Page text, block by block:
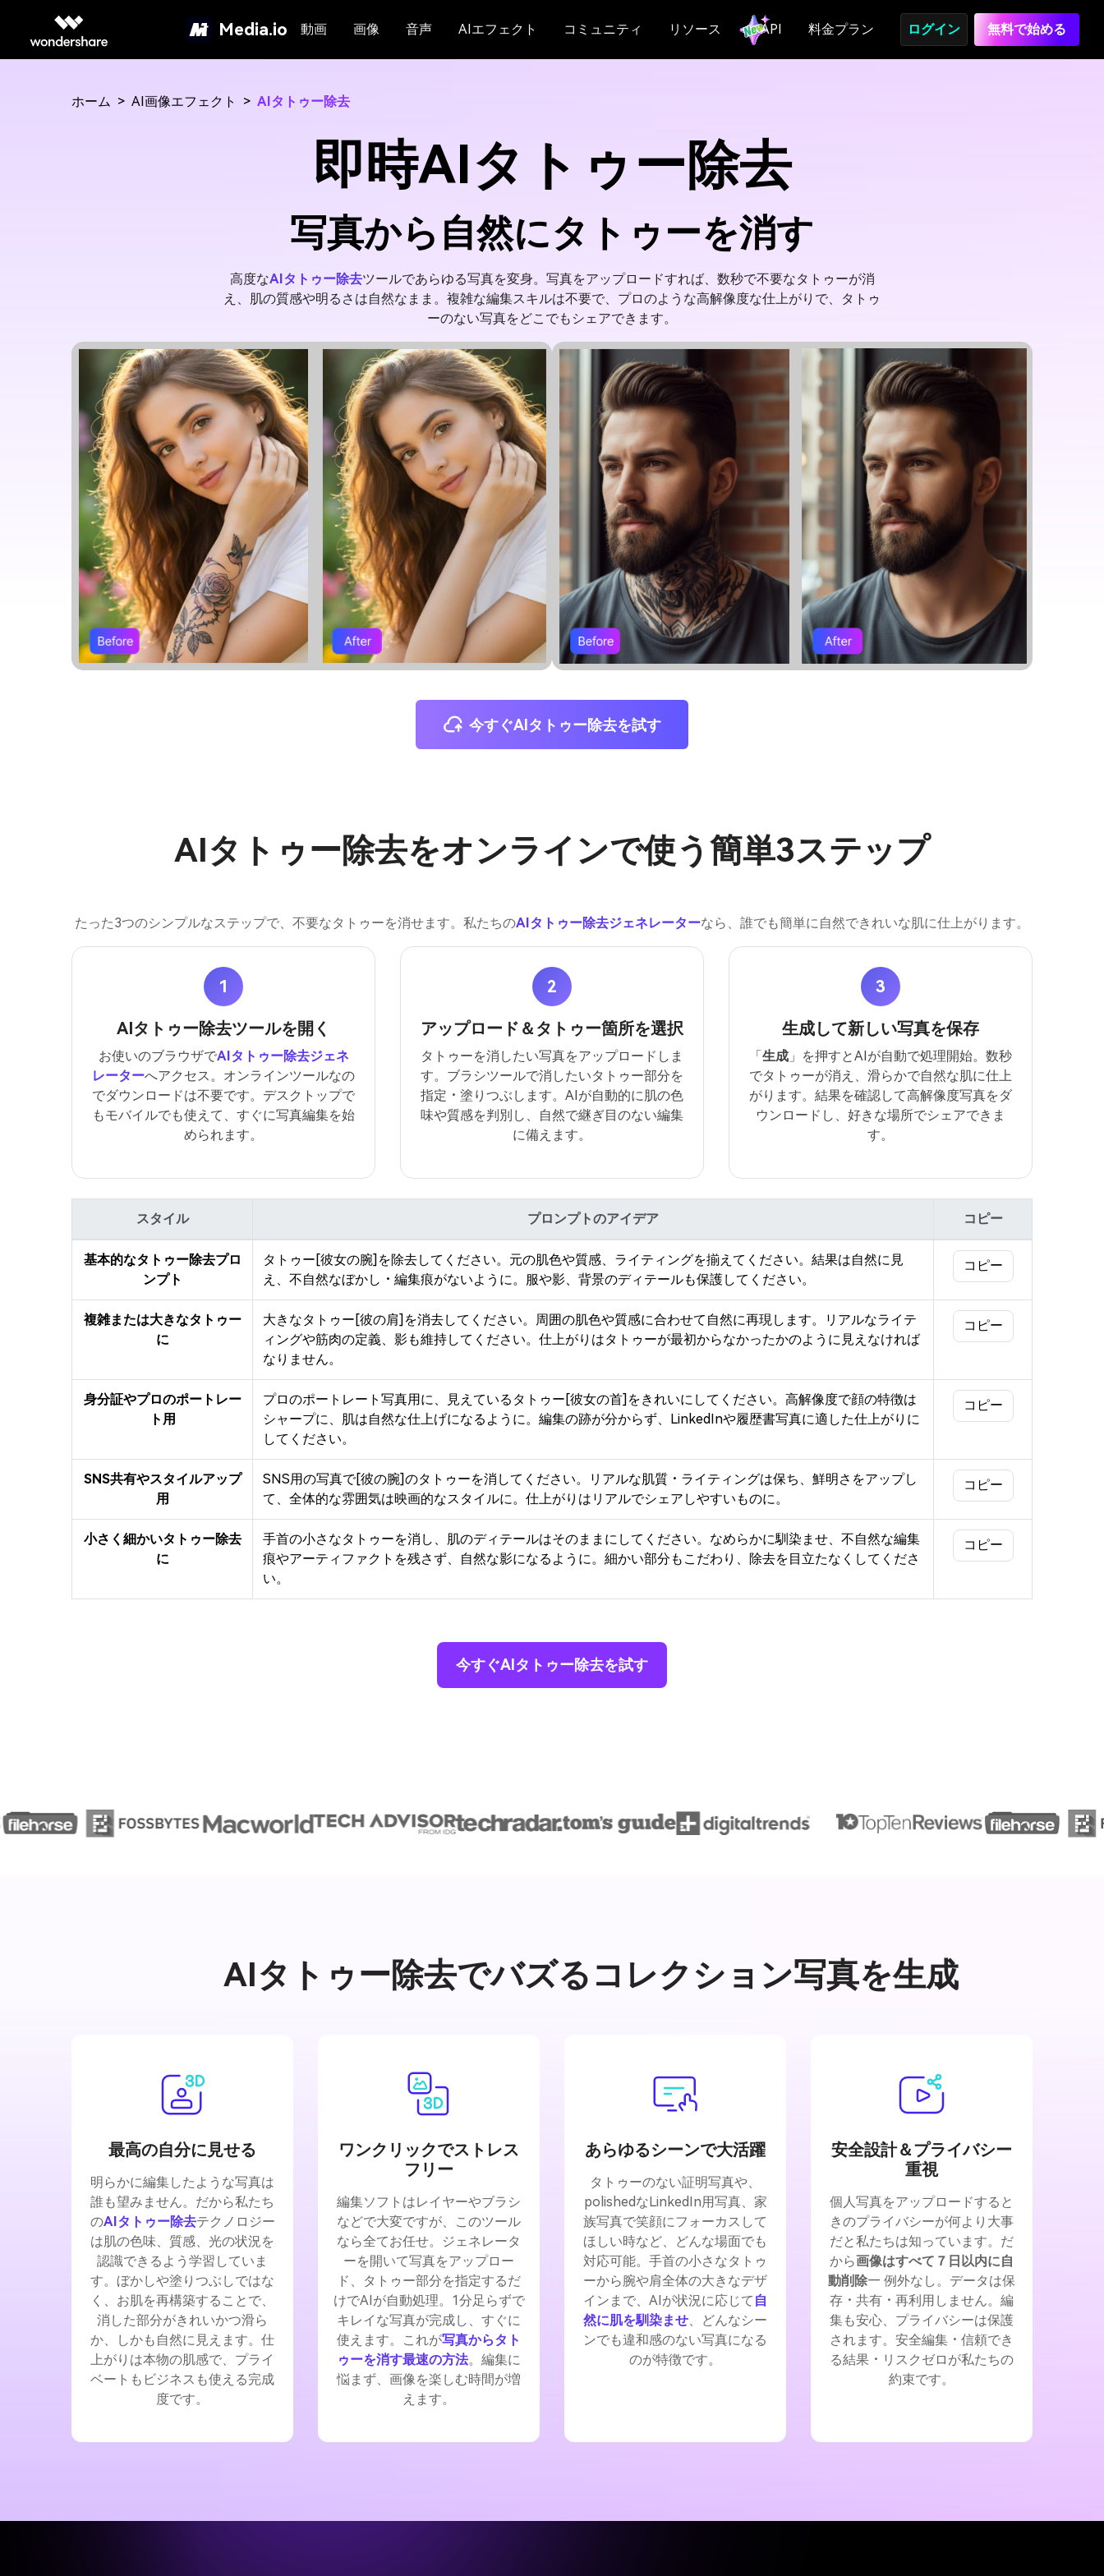
Media.io 動画 画像 音声 AIエフェクト コミュニティ リソース API 料金プラン ログイン 無料で始める
ホーム > AI画像エフェクト > AIタトゥー除去
即時AIタトゥー除去
写真から自然にタトゥーを消す
高度なAIタトゥー除去ツールであらゆる写真を変身。写真をアップロードすれば、数秒で不要なタトゥーが消
え、肌の質感や明るさは自然なまま。複雑な編集スキルは不要で、プロのような高解像度な仕上がりで、タトゥ
ーのない写真をどこでもシェアできます。
今すぐAIタトゥー除去を試す
AIタトゥー除去をオンラインで使う簡単3ステップ
たった3つのシンプルなステップで、不要なタトゥーを消せます。私たちのAIタトゥー除去ジェネレーターなら、誰でも簡単に自然できれいな肌に仕上がります。
1
AIタトゥー除去ツールを開く
お使いのブラウザでAIタトゥー除去ジェネ
レーターへアクセス。オンラインツールなの
でダウンロードは不要です。デスクトップで
もモバイルでも使えて、すぐに写真編集を始
められます。
2
アップロード＆タトゥー箇所を選択
タトゥーを消したい写真をアップロードしま
す。ブラシツールで消したいタトゥー部分を
指定・塗りつぶします。AIが自動的に肌の色
味や質感を判別し、自然で継ぎ目のない編集
に備えます。
3
生成して新しい写真を保存
「生成」を押すとAIが自動で処理開始。数秒
でタトゥーが消え、滑らかで自然な肌に仕上
がります。結果を確認して高解像度写真をダ
ウンロードし、好きな場所でシェアできま
す。
スタイル プロンプトのアイデア コピー
基本的なタトゥー除去プロ
ンプト
タトゥー[彼女の腕]を除去してください。元の肌色や質感、ライティングを揃えてください。結果は自然に見
え、不自然なぼかし・編集痕がないように。服や影、背景のディテールも保護してください。
コピー
複雑または大きなタトゥー
に
大きなタトゥー[彼の肩]を消去してください。周囲の肌色や質感に合わせて自然に再現します。リアルなライテ
ィングや筋肉の定義、影も維持してください。仕上がりはタトゥーが最初からなかったかのように見えなければ
なりません。
コピー
身分証やプロのポートレー
ト用
プロのポートレート写真用に、見えているタトゥー[彼女の首]をきれいにしてください。高解像度で顔の特徴は
シャープに、肌は自然な仕上げになるように。編集の跡が分からず、LinkedInや履歴書写真に適した仕上がりに
してください。
コピー
SNS共有やスタイルアップ
用
SNS用の写真で[彼の腕]のタトゥーを消してください。リアルな肌質・ライティングは保ち、鮮明さをアップし
て、全体的な雰囲気は映画的なスタイルに。仕上がりはリアルでシェアしやすいものに。
コピー
小さく細かいタトゥー除去
に
手首の小さなタトゥーを消し、肌のディテールはそのままにしてください。なめらかに馴染ませ、不自然な編集
痕やアーティファクトを残さず、自然な影になるように。細かい部分もこだわり、除去を目立たなくしてくださ
い。
コピー
今すぐAIタトゥー除去を試す
AIタトゥー除去でバズるコレクション写真を生成
最高の自分に見せる
明らかに編集したような写真は
誰も望みません。だから私たち
のAIタトゥー除去テクノロジー
は肌の色味、質感、光の状況を
認識できるよう学習していま
す。ぼかしや塗りつぶしではな
く、お肌を再構築することで、
消した部分がきれいかつ滑ら
か、しかも自然に見えます。仕
上がりは本物の肌感で、プライ
ベートもビジネスも使える完成
度です。
ワンクリックでストレス
フリー
編集ソフトはレイヤーやブラシ
などで大変ですが、このツール
なら全てお任せ。ジェネレータ
ーを開いて写真をアップロー
ド、タトゥー部分を指定するだ
けでAIが自動処理。1分足らずで
キレイな写真が完成し、すぐに
使えます。これが写真からタト
ゥーを消す最速の方法。編集に
悩まず、画像を楽しむ時間が増
えます。
あらゆるシーンで大活躍
タトゥーのない証明写真や、
polishedなLinkedIn用写真、家
族写真で笑顔にフォーカスして
ほしい時など、どんな場面でも
対応可能。手首の小さなタトゥ
ーから腕や肩全体の大きなデザ
インまで、AIが状況に応じて 自
然に肌を馴染ませ、どんなシー
ンでも違和感のない写真になる
のが特徴です。
安全設計＆プライバシー
重視
個人写真をアップロードすると
きのプライバシーが何より大事
だと私たちは知っています。だ
から画像はすべて７日以内に自
動削除— 例外なし。データは保
存・共有・再利用しません。編
集も安心、プライバシーは保護
されます。安全編集・信頼でき
る結果・リスクゼロが私たちの
約束です。